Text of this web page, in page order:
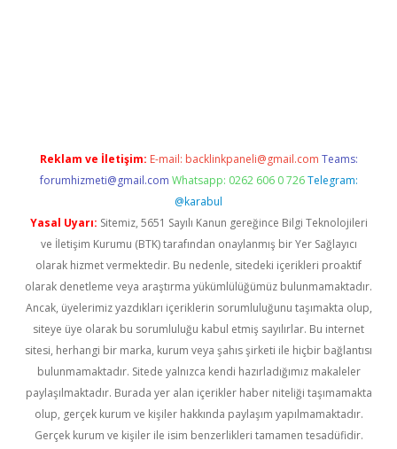
Reklam ve İletişim: E-mail: backlinkpaneli@gmail.com Teams:
forumhizmeti@gmail.com Whatsapp: 0262 606 0 726 Telegram:
@karabul
Yasal Uyarı: Sitemiz, 5651 Sayılı Kanun gereğince Bilgi Teknolojileri
ve İletişim Kurumu (BTK) tarafından onaylanmış bir Yer Sağlayıcı
olarak hizmet vermektedir. Bu nedenle, sitedeki içerikleri proaktif
olarak denetleme veya araştırma yükümlülüğümüz bulunmamaktadır.
Ancak, üyelerimiz yazdıkları içeriklerin sorumluluğunu taşımakta olup,
siteye üye olarak bu sorumluluğu kabul etmiş sayılırlar. Bu internet
sitesi, herhangi bir marka, kurum veya şahıs şirketi ile hiçbir bağlantısı
bulunmamaktadır. Sitede yalnızca kendi hazırladığımız makaleler
paylaşılmaktadır. Burada yer alan içerikler haber niteliği taşımamakta
olup, gerçek kurum ve kişiler hakkında paylaşım yapılmamaktadır.
Gerçek kurum ve kişiler ile isim benzerlikleri tamamen tesadüfidir.